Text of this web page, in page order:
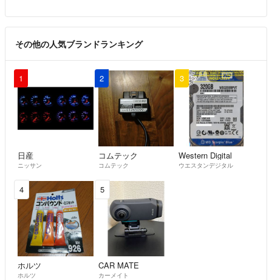
その他の人気ブランドランキング
1
日産
ニッサン
2
コムテック
コムテック
3
Western Digital
ウエスタンデジタル
4
ホルツ
ホルツ
5
CAR MATE
カーメイト